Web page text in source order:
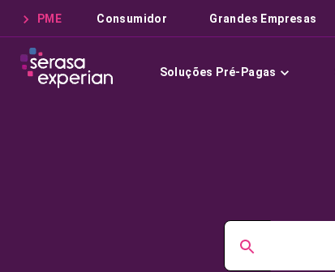
PME Consumidor Grandes Empresas
Soluções Pré-Pagas